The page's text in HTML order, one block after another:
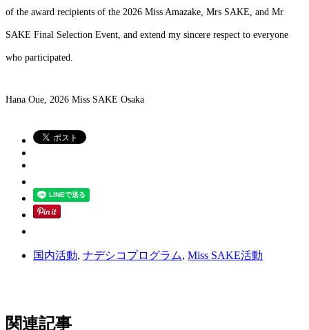
of the award recipients of the 2026 Miss Amazake, Mrs SAKE, and Mr
SAKE Final Selection Event, and extend my sincere respect to everyone
who participated.
Hana Oue, 2026 Miss SAKE Osaka
国内活動, ナデシコプログラム, Miss SAKE活動
関連記事